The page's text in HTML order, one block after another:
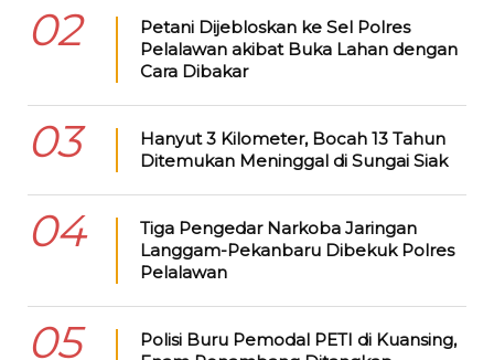
02
Petani Dijebloskan ke Sel Polres
Pelalawan akibat Buka Lahan dengan
Cara Dibakar
03
Hanyut 3 Kilometer, Bocah 13 Tahun
Ditemukan Meninggal di Sungai Siak
04
Tiga Pengedar Narkoba Jaringan
Langgam-Pekanbaru Dibekuk Polres
Pelalawan
05
Polisi Buru Pemodal PETI di Kuansing,